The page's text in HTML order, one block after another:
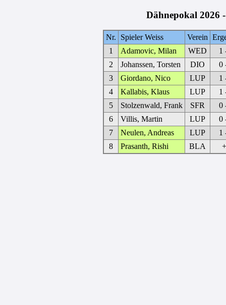
Dähnepokal 2026
Nr. Spieler Weiss Verein
1
Adamovic, Milan WED
1
2
Johanssen, Torsten DIO
0
3
Giordano, Nico LUP
1
4
Kallabis, Klaus LUP
1
5
Stolzenwald, Frank SFR
0
6
Villis, Martin LUP
0
7
Neulen, Andreas LUP
1
8
Prasanth, Rishi BLA